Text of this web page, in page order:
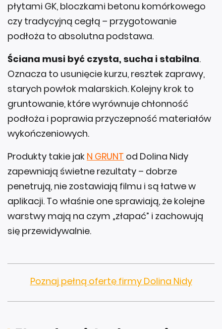
płytami GK, bloczkami betonu komórkowego
czy tradycyjną cegłą – przygotowanie
podłoża to absolutna podstawa.
Ściana musi być czysta, sucha i stabilna.
Oznacza to usunięcie kurzu, resztek zaprawy,
starych powłok malarskich. Kolejny krok to
gruntowanie, które wyrównuje chłonność
podłoża i poprawia przyczepność materiałów
wykończeniowych.
Produkty takie jak N GRUNT od Dolina Nidy
zapewniają świetne rezultaty – dobrze
penetrują, nie zostawiają filmu i są łatwe w
aplikacji. To właśnie one sprawiają, że kolejne
warstwy mają na czym „złapać” i zachowują
się przewidywalnie.
Poznaj pełną ofertę firmy Dolina Nidy